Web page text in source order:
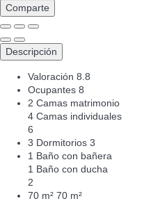
Comparte
Descripción
Valoración 8.8
Ocupantes 8
2 Camas matrimonio
4 Camas individuales
6
3 Dormitorios 3
1 Baño con bañera
1 Baño con ducha
2
70 m² 70 m²